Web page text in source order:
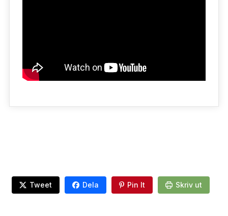
Tweet Dela Pin It Skriv ut